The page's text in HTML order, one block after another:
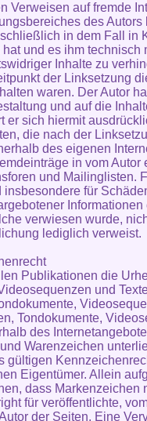
Verweisen auf fremde
des
in dem Fall in
und es ihm technisch
Inhalte zu
der Linksetzung
waren. Der Autor
und auf die
er sich hiermit
die nach der
des eigenen
in vom Autor
und Mailinglisten.
für
verwiesen wurde,
lediglich verweist.
Publikationen die
und
Tondokumente,
des
Warenzeichen
gültigen
Eigentümer. Allein
dass Markenzeichen
für veröffentlichte,
der Seiten. Eine